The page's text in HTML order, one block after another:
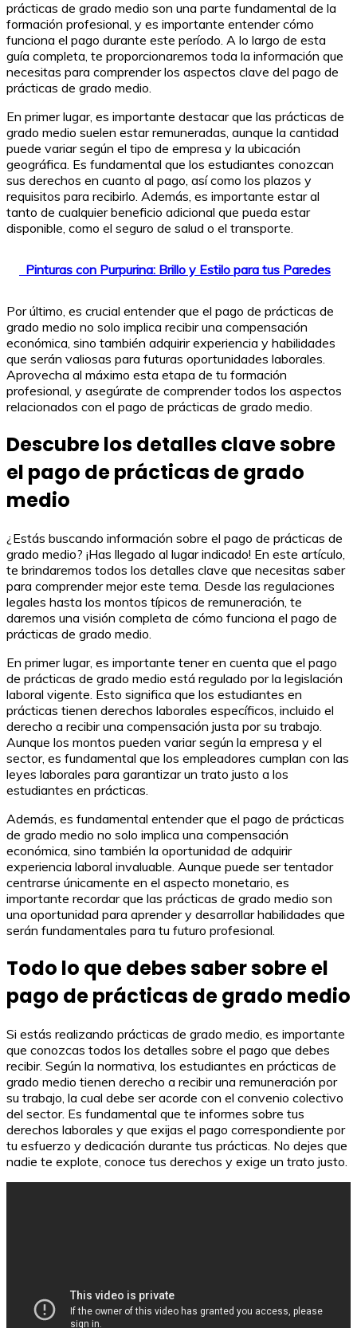
prácticas de grado medio son una parte fundamental de la
formación profesional, y es importante entender cómo
funciona el pago durante este período. A lo largo de esta
guía completa, te proporcionaremos toda la información que
necesitas para comprender los aspectos clave del pago de
prácticas de grado medio.
En primer lugar, es importante destacar que las prácticas de
grado medio suelen estar remuneradas, aunque la cantidad
puede variar según el tipo de empresa y la ubicación
geográfica. Es fundamental que los estudiantes conozcan
sus derechos en cuanto al pago, así como los plazos y
requisitos para recibirlo. Además, es importante estar al
tanto de cualquier beneficio adicional que pueda estar
disponible, como el seguro de salud o el transporte.
Pinturas con Purpurina: Brillo y Estilo para tus Paredes
Por último, es crucial entender que el pago de prácticas de
grado medio no solo implica recibir una compensación
económica, sino también adquirir experiencia y habilidades
que serán valiosas para futuras oportunidades laborales.
Aprovecha al máximo esta etapa de tu formación
profesional, y asegúrate de comprender todos los aspectos
relacionados con el pago de prácticas de grado medio.
Descubre los detalles clave sobre
el pago de prácticas de grado
medio
¿Estás buscando información sobre el pago de prácticas de
grado medio? ¡Has llegado al lugar indicado! En este artículo,
te brindaremos todos los detalles clave que necesitas saber
para comprender mejor este tema. Desde las regulaciones
legales hasta los montos típicos de remuneración, te
daremos una visión completa de cómo funciona el pago de
prácticas de grado medio.
En primer lugar, es importante tener en cuenta que el pago
de prácticas de grado medio está regulado por la legislación
laboral vigente. Esto significa que los estudiantes en
prácticas tienen derechos laborales específicos, incluido el
derecho a recibir una compensación justa por su trabajo.
Aunque los montos pueden variar según la empresa y el
sector, es fundamental que los empleadores cumplan con las
leyes laborales para garantizar un trato justo a los
estudiantes en prácticas.
Además, es fundamental entender que el pago de prácticas
de grado medio no solo implica una compensación
económica, sino también la oportunidad de adquirir
experiencia laboral invaluable. Aunque puede ser tentador
centrarse únicamente en el aspecto monetario, es
importante recordar que las prácticas de grado medio son
una oportunidad para aprender y desarrollar habilidades que
serán fundamentales para tu futuro profesional.
Todo lo que debes saber sobre el
pago de prácticas de grado medio
Si estás realizando prácticas de grado medio, es importante
que conozcas todos los detalles sobre el pago que debes
recibir. Según la normativa, los estudiantes en prácticas de
grado medio tienen derecho a recibir una remuneración por
su trabajo, la cual debe ser acorde con el convenio colectivo
del sector. Es fundamental que te informes sobre tus
derechos laborales y que exijas el pago correspondiente por
tu esfuerzo y dedicación durante tus prácticas. No dejes que
nadie te explote, conoce tus derechos y exige un trato justo.